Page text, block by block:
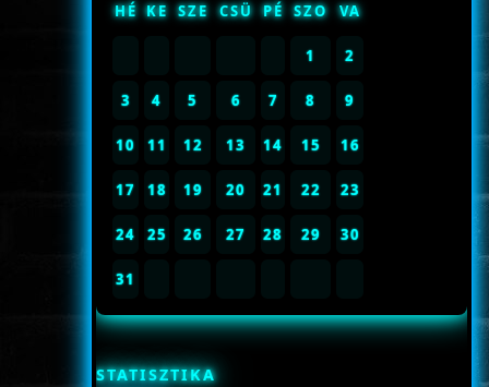
HÉ KE SZE CSÜ PÉ SZO VA
1 2
3 4 5 6 7 8 9
10 11 12 13 14 15 16
17 18 19 20 21 22 23
24 25 26 27 28 29 30
31
STATISZTIKA